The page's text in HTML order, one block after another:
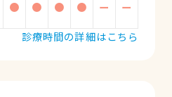
● ● ● ● ー
ー
診療時間の詳細はこちら